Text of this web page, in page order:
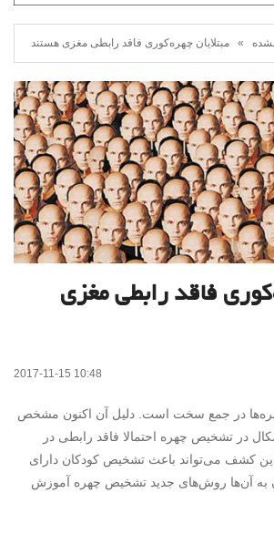
» مبتلایان چهره‌کوری فاقد رابطی مغزی هستند
فاقد رابطی مغزی
2017-11-15 10:48
در جمع سخت است. دلیل آن اکنون مشخص
در تشخیص چهره احتمالا فاقد رابطی در
کشف می‌تواند باعث تشخیص کودکان دارای
به آن‌ها روش‌های جدید تشخیص چهره آموزش